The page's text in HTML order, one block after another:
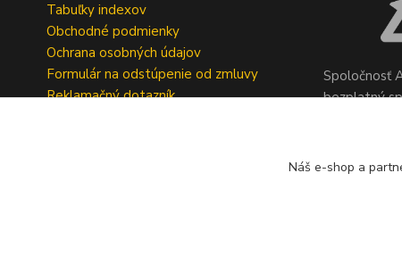
Tabuľky indexov
Obchodné podmienky
Ochrana osobných údajov
Formulár na odstúpenie od zmluvy
Reklamačný dotazník
Spoločnosť
bezplatný
Náš e-shop a